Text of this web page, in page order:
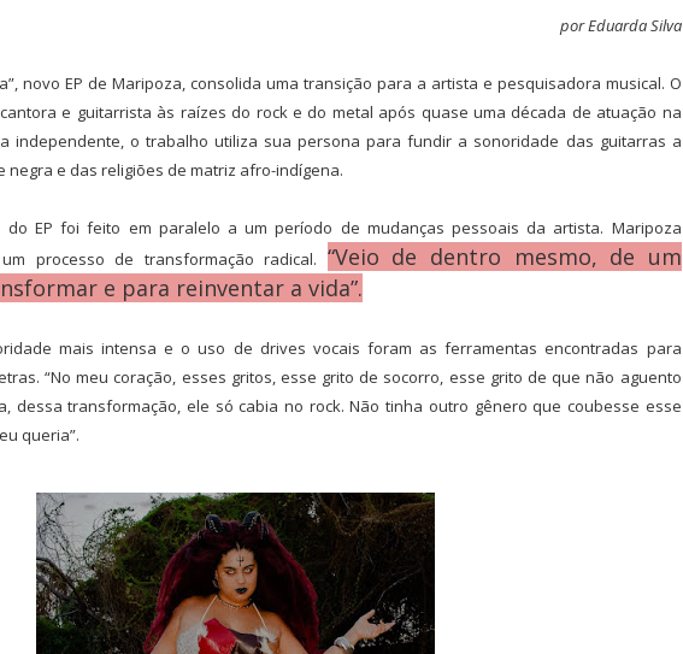
por Eduarda Silva
novo EP de Maripoza, consolida uma transição para a artista e pesquisadora musical. O
e guitarrista às raízes do rock e do metal após quase uma década de atuação na
independente, o trabalho utiliza sua persona para fundir a sonoridade das guitarras a
negra e das religiões de matriz afro-indígena.
do EP foi feito em paralelo a um período de mudanças pessoais da artista. Maripoza
processo de transformação radical. “Veio de dentro mesmo, de um
e para reinventar a vida”.
mais intensa e o uso de drives vocais foram as ferramentas encontradas para
“No meu coração, esses gritos, esse grito de socorro, esse grito de que não aguento
dessa transformação, ele só cabia no rock. Não tinha outro gênero que coubesse esse
queria”.